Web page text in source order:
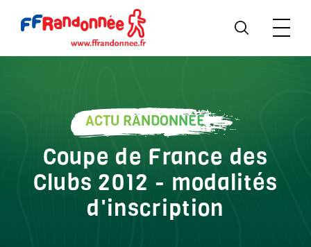
ACTU RANDONNÉE
Coupe de France des
Clubs 2012 - modalités
d'inscription